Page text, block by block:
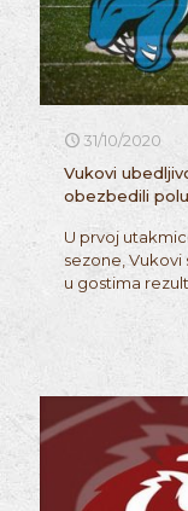
31/10/2020
Vukovi
obezbedili
U prvoj
sezone, Vukovi
u gostima